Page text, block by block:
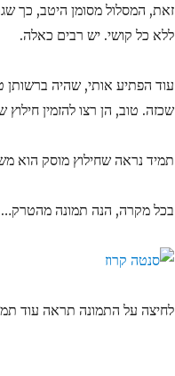
זאת, המסלול מסומן היטב, כך
ללא כל קושי. יש רבים כאלה.
עוד הפתיע אותי, שהיה ברשותן
שכזה. טוב, הן רצו להזמין
תמיד נראה שחילוץ מוסק הוא
בכל מקרה, הנה תמונה מהטרק…
לחיצה על התמונה תראה עוד